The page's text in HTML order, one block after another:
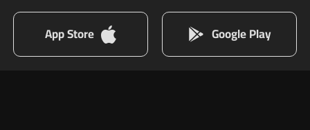
Google Play
App Store